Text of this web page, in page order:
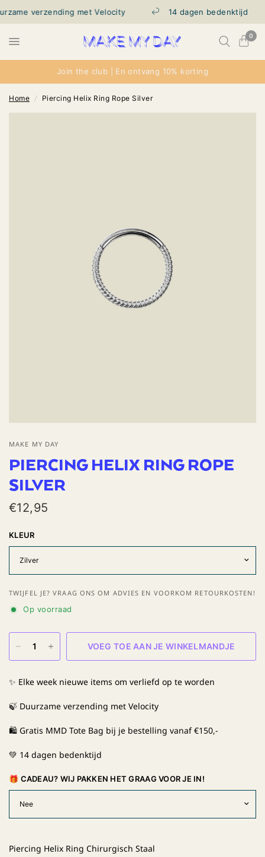
verzending met Velocity 14 dagen bedenktijd
0
Join the club | En ontvang 10% korting
Home / Piercing Helix Ring Rope Silver
MAKE MY DAY
PIERCING HELIX RING ROPE
SILVER
€12,95
KLEUR
TWIJFEL JE? VRAAG ONS OM ADVIES EN VOORKOM RETOURKOSTEN!
Op voorraad
VOEG TOE AAN JE WINKELMANDJE
✨ Elke week nieuwe items om verliefd op te worden
🍃 Duurzame verzending met Velocity
🛍️ Gratis MMD Tote Bag bij je bestelling vanaf €150,-
💚 14 dagen bedenktijd
🎁 CADEAU? WIJ PAKKEN HET GRAAG VOOR JE IN!
Piercing Helix Ring Chirurgisch Staal